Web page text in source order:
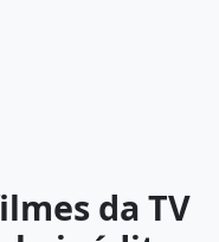
da TV